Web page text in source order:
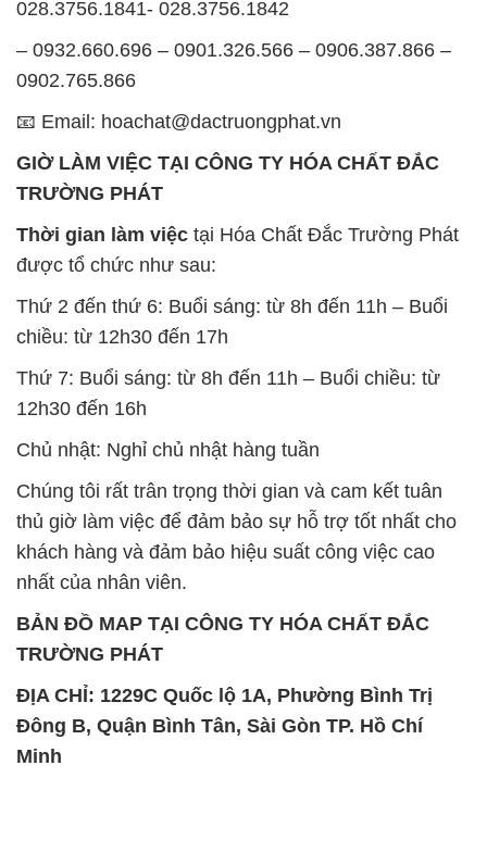
TRƯỜNG PHÁT
được tổ chức như sau:
Thứ 2 đến thứ 6: Buổi sáng: từ 8h đến 11h – Buổi
chiều: từ 12h30 đến 17h
Thứ 7: Buổi sáng: từ 8h đến 11h – Buổi chiều: từ
12h30 đến 16h
Chủ nhật: Nghỉ chủ nhật hàng tuần
thủ giờ làm việc để đảm bảo sự hỗ trợ tốt nhất cho
khách hàng và đảm bảo hiệu suất công việc cao
nhất của nhân viên.
BẢN ĐỒ MAP TẠI CÔNG TY HÓA CHẤT ĐẮC
TRƯỜNG PHÁT
ĐỊA CHỈ: 1229C Quốc lộ 1A, Phường Bình Trị
Đông B, Quận Bình Tân, Sài Gòn TP. Hồ Chí
Minh